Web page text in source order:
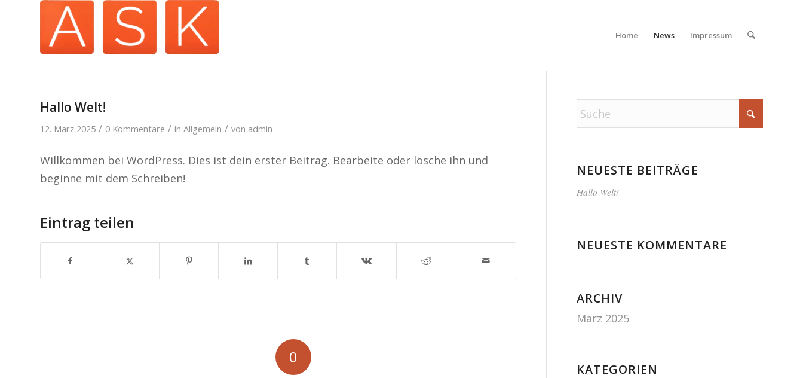
Home News Impressum
Hallo Welt!
12. März 2025 / 0 Kommentare / in Allgemein / von admin
Willkommen bei WordPress. Dies ist dein erster Beitrag. Bearbeite oder lösche ihn und
beginne mit dem Schreiben!
Eintrag teilen
0
NEUESTE BEITRÄGE
Hallo Welt!
NEUESTE KOMMENTARE
ARCHIV
März 2025
KATEGORIEN